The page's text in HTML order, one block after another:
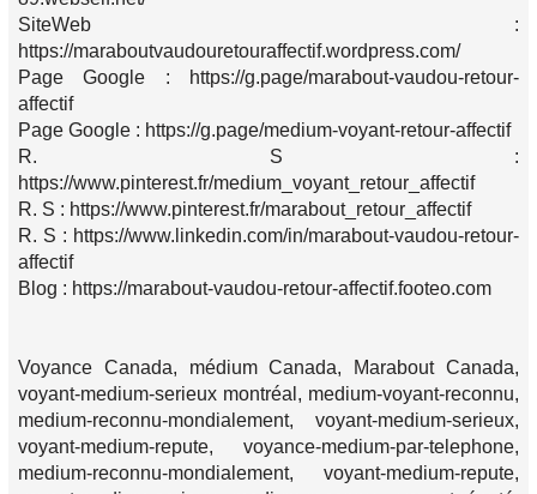
SiteWeb :
https://maraboutvaudouretouraffectif.wordpress.com/
Page Google : https://g.page/marabout-vaudou-retour-
affectif
Page Google : https://g.page/medium-voyant-retour-affectif
R. S :
https://www.pinterest.fr/medium_voyant_retour_affectif
R. S : https://www.pinterest.fr/marabout_retour_affectif
R. S : https://www.linkedin.com/in/marabout-vaudou-retour-
affectif
Blog : https://marabout-vaudou-retour-affectif.footeo.com
Voyance Canada, médium Canada, Marabout Canada,
voyant-medium-serieux montréal, medium-voyant-reconnu,
medium-reconnu-mondialement, voyant-medium-serieux,
voyant-medium-repute, voyance-medium-par-telephone,
medium-reconnu-mondialement, voyant-medium-repute,